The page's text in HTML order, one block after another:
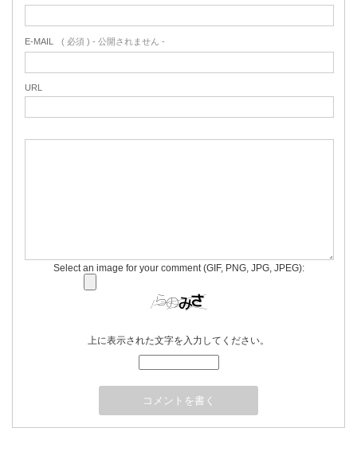
E-MAIL ( 必須 ) - 公開されません -
URL
Select an image for your comment (GIF, PNG, JPG, JPEG):
上に表示された文字を入力してください。